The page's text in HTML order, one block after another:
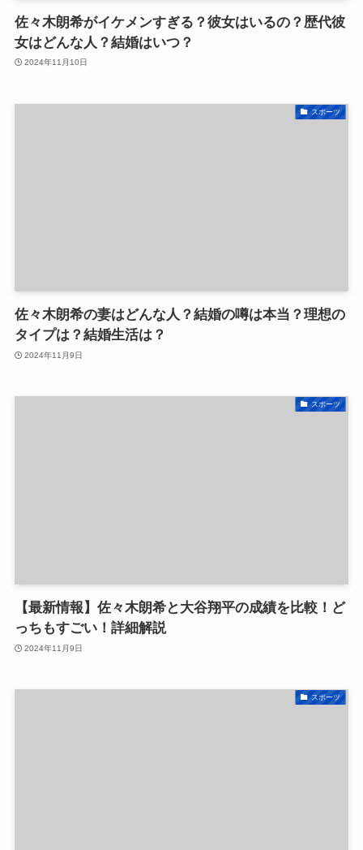
佐々木朗希がイケメンすぎる？彼女はいるの？歴代彼
女はどんな人？結婚はいつ？
2024年11月10日
スポーツ
佐々木朗希の妻はどんな人？結婚の噂は本当？理想の
タイプは？結婚生活は？
2024年11月9日
スポーツ
【最新情報】佐々木朗希と大谷翔平の成績を比較！ど
っちもすごい！詳細解説
2024年11月9日
スポーツ